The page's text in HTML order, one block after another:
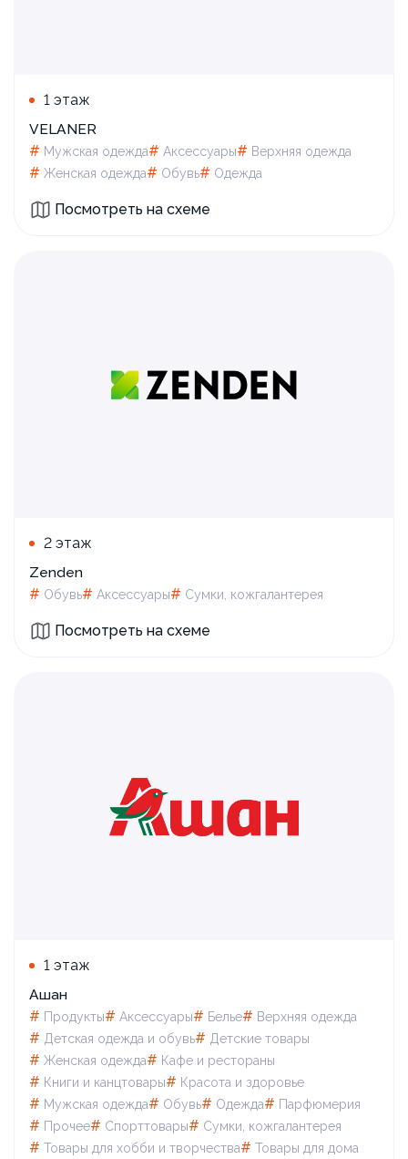
1 этаж
VELANER
# Мужская одежда# Аксессуары# Верхняя одежда
# Женская одежда# Обувь# Одежда
Посмотреть на схеме
2 этаж
Zenden
# Обувь# Аксессуары# Сумки, кожгалантерея
Посмотреть на схеме
1 этаж
Ашан
# Продукты# Аксессуары# Белье# Верхняя одежда
# Детская одежда и обувь# Детские товары
# Женская одежда# Кафе и рестораны
# Книги и канцтовары# Красота и здоровье
# Мужская одежда# Обувь# Одежда# Парфюмерия
# Прочее# Спорттовары# Сумки, кожгалантерея
# Товары для xобби и творчества# Товары для дома